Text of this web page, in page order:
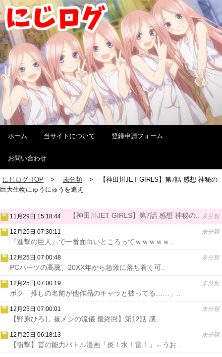
ホーム 当サイトについて 登録申請フォーム
お問い合わせ
にじログ TOP 未分類
【神田川JET GIRLS】第7話 感想 神秘の
巨大生物にゅうにゅうを追え
11月29日 15:18:44 未分類
【神田川JET GIRLS】第7話 感想 神秘の..
12月25日 07:30:11 未分類
『進撃の巨人』で一番面白いところってｗｗｗｗｗ..
12月25日 07:00:48 未分類
PCパーツの高騰、20XX年から急激に落ち着く可..
12月25日 07:00:19 未分類
ボク「推しの名前が他作品のキャラと被ってる……」..
12月25日 07:00:01 未分類
【野原ひろし 昼メシの流儀 最終回】第12話 感..
12月25日 06:18:13 未分類
【衝撃】昔の能力バトル漫画「炎！水！雷！」←うお..